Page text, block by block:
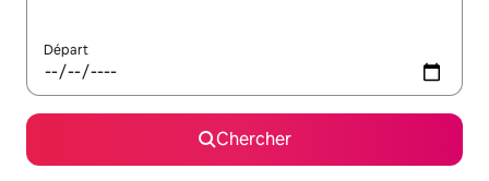
Départ
Chercher